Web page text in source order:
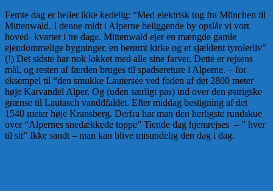
Femte dag er heller ikke kedelig: “Med elektrisk tog fra München til
Mittenwald. I denne midt i Alperne beliggende by opslår vi vort
hoved- kvarter i tre dage. Mittenwald ejer en mængde gamle
ejendommelige bygninger, en berømt kirke og et sjældent tyrolerliv”
(!) Det sidste har nok lokket med alle sine farver. Dette er rejsens
mål, og resten af færden bruges til spadsereture i Alperne. – for
eksempel til “den smukke Lautersee ved foden af det 2800 meter
høje Karvandel Alper. Og (uden særligt pas) ind over den østrigske
grænse til Lautasch vanddfaldet. Efter middag bestigning af det
1540 meter høje Kransberg. Derfra har man den herligste rundskue
over “Alpernes snedækkede toppe” Tiende dag hjemrejses – ” hver
til sit” Ikke sandt – man kan blive misundelig den dag i dag.